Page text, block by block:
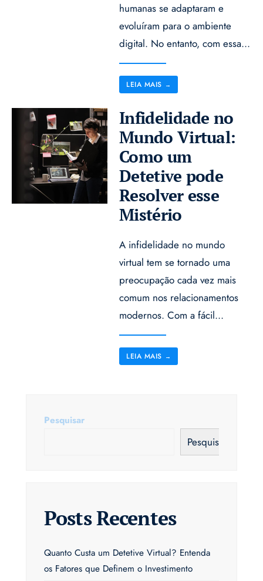
humanas se adaptaram e
evoluíram para o ambiente
digital. No entanto, com essa...
LEIA MAIS →
Infidelidade no
Mundo Virtual:
Como um
Detetive pode
Resolver esse
Mistério
A infidelidade no mundo
virtual tem se tornado uma
preocupação cada vez mais
comum nos relacionamentos
modernos. Com a fácil...
LEIA MAIS →
Pesquisar
Pesquisar
Posts Recentes
Quanto Custa um Detetive Virtual? Entenda
os Fatores que Definem o Investimento